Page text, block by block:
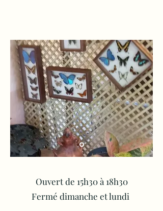
Ouvert de 15h30 à 18h30
Fermé dimanche et lundi